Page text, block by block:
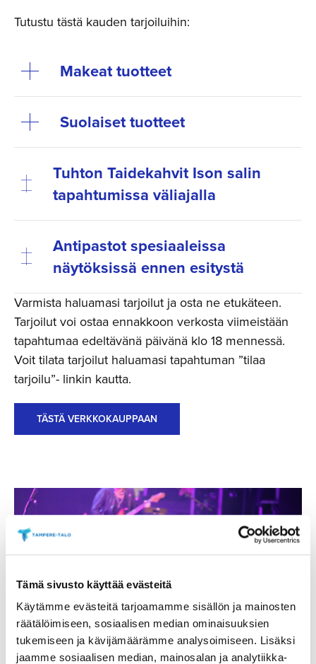
Tämä sivusto käyttää evästeitä
Käytämme evästeitä tarjoamamme sisällön ja mainosten
räätälöimiseen, sosiaalisen median ominaisuuksien
tukemiseen ja kävijämäärämme analysoimiseen. Lisäksi
jaamme sosiaalisen median, mainosalan ja analytiikka-
Tutustu tästä kauden tarjoiluihin:
Makeat tuotteet
Suolaiset tuotteet
Tuhton Taidekahvit Ison salin
tapahtumissa väliajalla
Antipastot spesiaaleissa
näytöksissä ennen esitystä
Varmista haluamasi tarjoilut ja osta ne etukäteen.
Tarjoilut voi ostaa ennakkoon verkosta viimeistään
tapahtumaa edeltävänä päivänä klo 18 mennessä.
Voit tilata tarjoilut haluamasi tapahtuman ”tilaa
tarjoilu”- linkin kautta.
TÄSTÄ VERKKOKAUPPAAN